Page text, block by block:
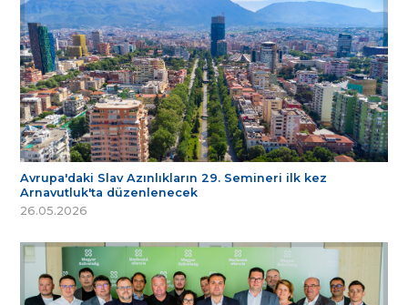
Avrupa'daki Slav Azınlıkların 29. Semineri ilk kez
Arnavutluk'ta düzenlenecek
26.05.2026